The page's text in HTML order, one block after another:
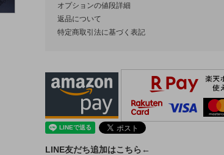
オプションの値段詳細
返品について
特定商取引法に基づく表記
LINE友だち追加はこちら←